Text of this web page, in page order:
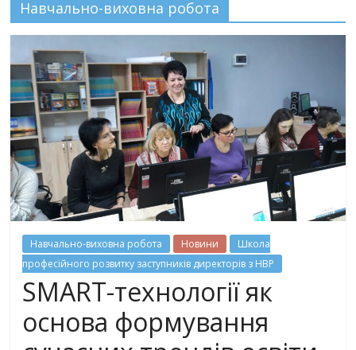
Навчально-виховна робота
Навчально-виховна робота Новини
Школа
професійного розвитку заступників директорів з НВР
SMART-технології як
основа формування